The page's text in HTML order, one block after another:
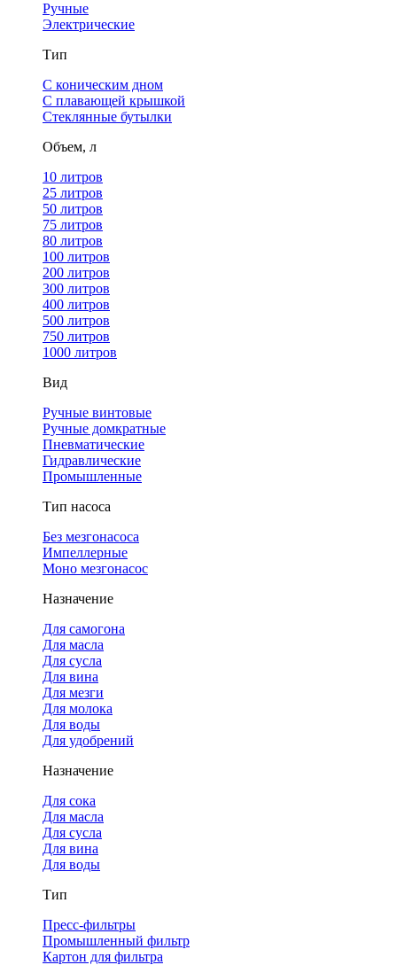
Ручные
Электрические
Тип
С коническим дном
С плавающей крышкой
Стеклянные бутылки
Объем, л
10 литров
25 литров
50 литров
75 литров
80 литров
100 литров
200 литров
300 литров
400 литров
500 литров
750 литров
1000 литров
Вид
Ручные винтовые
Ручные домкратные
Пневматические
Гидравлические
Промышленные
Тип насоса
Без мезгонасоса
Импеллерные
Моно мезгонасос
Назначение
Для самогона
Для масла
Для сусла
Для вина
Для мезги
Для молока
Для воды
Для удобрений
Назначение
Для сока
Для масла
Для сусла
Для вина
Для воды
Тип
Пресс-фильтры
Промышленный фильтр
Картон для фильтра